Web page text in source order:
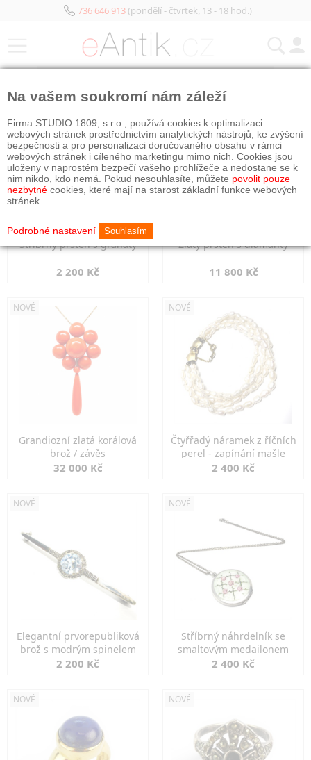
736 646 913(pondělí - čtvrtek, 13 - 18 hod.)
Stříbrný prsten s granáty
2 200 Kč
Zlatý prsten s diamanty
11 800 Kč
NOVÉ
Grandiozní zlatá korálová
brož / závěs
32 000 Kč
NOVÉ
Čtyřřadý náramek z říčních
perel - zapínání mašle
2 400 Kč
NOVÉ
Elegantní prvorepubliková
brož s modrým spinelem
2 200 Kč
NOVÉ
Stříbrný náhrdelník se
smaltovým medailonem
2 400 Kč
NOVÉ NOVÉ
Na vašem soukromí nám záleží
Firma STUDIO 1809, s.r.o., používá cookies k optimalizaci
webových stránek prostřednictvím analytických nástrojů, ke zvýšení
bezpečnosti a pro personalizaci doručovaného obsahu v rámci
webových stránek i cíleného marketingu mimo nich. Cookies jsou
uloženy v naprostém bezpečí vašeho prohlížeče a nedostane se k
nim nikdo, kdo nemá. Pokud nesouhlasíte, můžete povolit pouze
nezbytné cookies, které mají na starost základní funkce webových
stránek.
Podrobné nastavení Souhlasím